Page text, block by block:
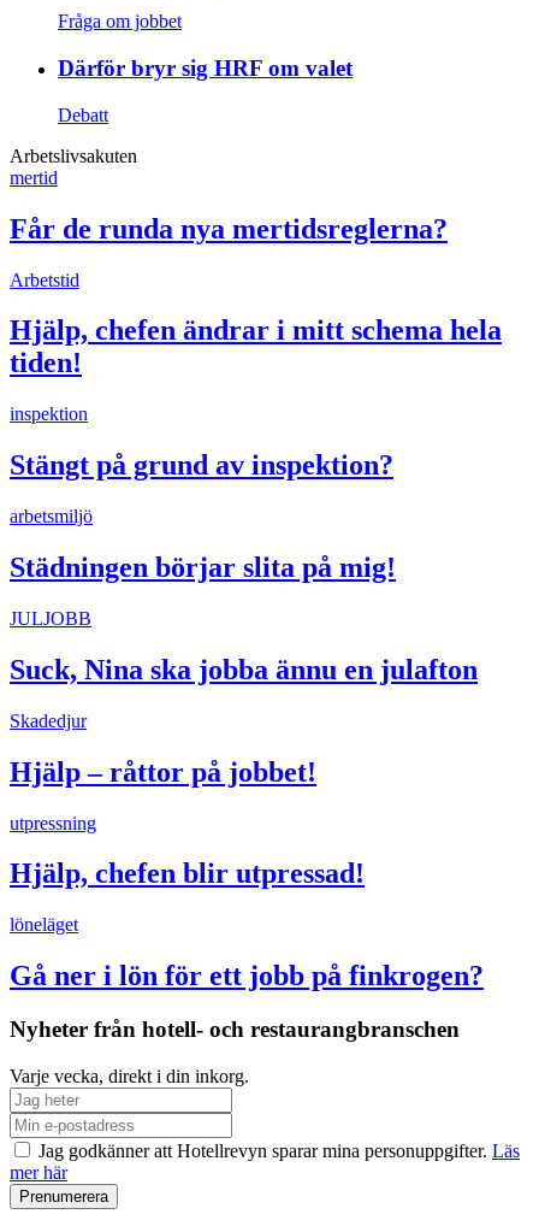
Fråga om jobbet
Därför bryr sig HRF om valet
Debatt
Arbetslivsakuten
mertid
Får de runda nya mertidsreglerna?
Arbetstid
Hjälp, chefen ändrar i mitt schema hela
tiden!
inspektion
Stängt på grund av inspektion?
arbetsmiljö
Städningen börjar slita på mig!
JULJOBB
Suck, Nina ska jobba ännu en julafton
Skadedjur
Hjälp – råttor på jobbet!
utpressning
Hjälp, chefen blir utpressad!
löneläget
Gå ner i lön för ett jobb på finkrogen?
Nyheter från hotell- och restaurangbranschen
Varje vecka, direkt i din inkorg.
Jag godkänner att Hotellrevyn sparar mina personuppgifter. Läs
mer här